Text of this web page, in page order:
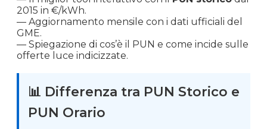
2015 in €/kWh.
— Aggiornamento mensile con i dati ufficiali del
GME.
— Spiegazione di cos’è il PUN e come incide sulle
offerte luce indicizzate.
📊 Differenza tra PUN Storico e
PUN Orario